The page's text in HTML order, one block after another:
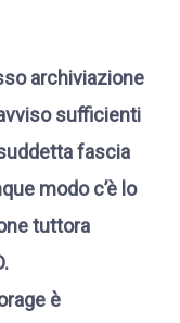
archiviazione
sufficienti
fascia
modo c’è lo
tuttora
è